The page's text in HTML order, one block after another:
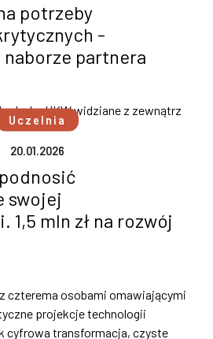
potrzeby
-
naborze partnera
Uczelnia
20.01.2026
swojej
mln zł na rozwój